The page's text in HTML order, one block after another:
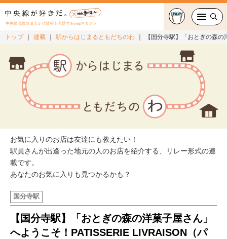
中央線沿線のお出かけ情報を発信するwebマガジン
スイーツ・テイクアウト
おでかけ
中央線カルチャー
特集
連載
中央線フェス
トップ 連載 駅からはじまるともだちのわ 【国分寺駅】「おとぎの森
お気に入りのお店は友達にも教えたい！
駅員さんが出逢った地元の人のお店を紹介する、リレー形式の連
載です。
あなたのお気に入りも見つかるかも？
国分寺駅
【国分寺駅】「おとぎの森の洋菓子屋さん」
へようこそ！PATISSERIE LIVRAISON（パ